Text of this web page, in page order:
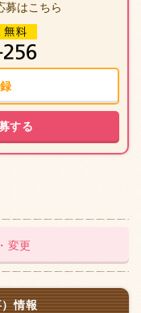
募はこちら
する
変更
情報